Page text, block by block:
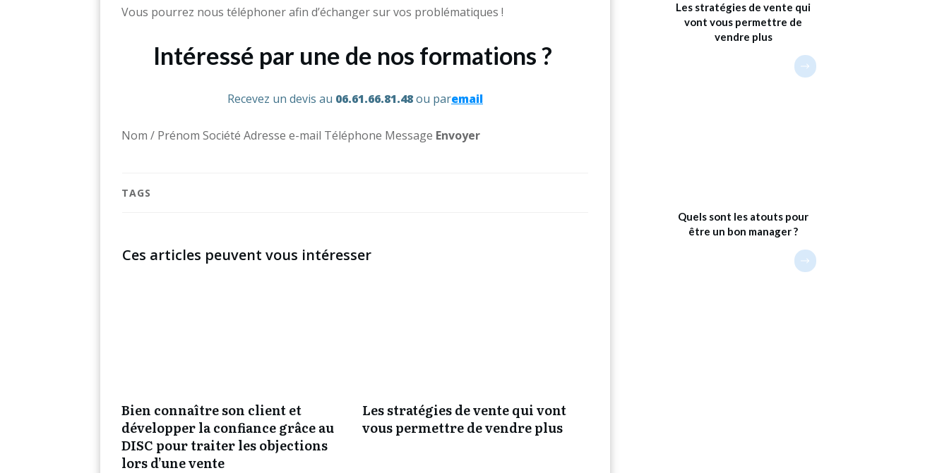
Vous pourrez nous téléphoner afin d’échanger sur vos problématiques !
Intéressé par une de nos formations ?
Recevez un devis au 06.61.66.81.48ou paremail
Nom / Prénom Société Adresse e-mail Téléphone Message ​ Envoyer
TAGS
Ces articles peuvent vous intéresser
Bien connaître son client et
développer la confiance grâce au
DISC pour traiter les objections
lors d’une vente
Les stratégies de vente qui vont
vous permettre de vendre plus
Les stratégies de vente qui
vont vous permettre de
vendre plus
Quels sont les atouts pour
être un bon manager ?